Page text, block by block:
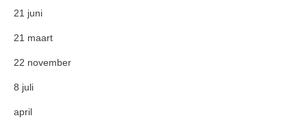
21 juni
21 maart
22 november
8 juli
april